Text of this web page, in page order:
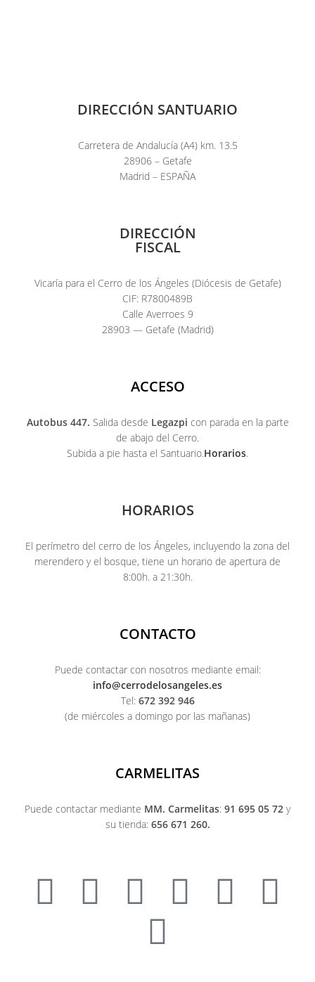
DIRECCIÓN SANTUARIO
Carretera de Andalucía (A4) km. 13.5
28906 – Getafe
Madrid – ESPAÑA
DIRECCIÓN
FISCAL
Vicaría para el Cerro de los Ángeles (Diócesis de Getafe)
CIF: R7800489B
Calle Averroes 9
28903 — Getafe (Madrid)
ACCESO
Autobus 447. Salida desde Legazpi con parada en la parte
de abajo del Cerro.
Subida a pie hasta el Santuario.Horarios.
HORARIOS
El perímetro del cerro de los Ángeles, incluyendo la zona del
merendero y el bosque, tiene un horario de apertura de
8:00h. a 21:30h.
CONTACTO
Puede contactar con nosotros mediante email:
info@cerrodelosangeles.es
Tel: 672 392 946
(de miércoles a domingo por las mañanas)
CARMELITAS
Puede contactar mediante MM. Carmelitas: 91 695 05 72 y
su tienda: 656 671 260.